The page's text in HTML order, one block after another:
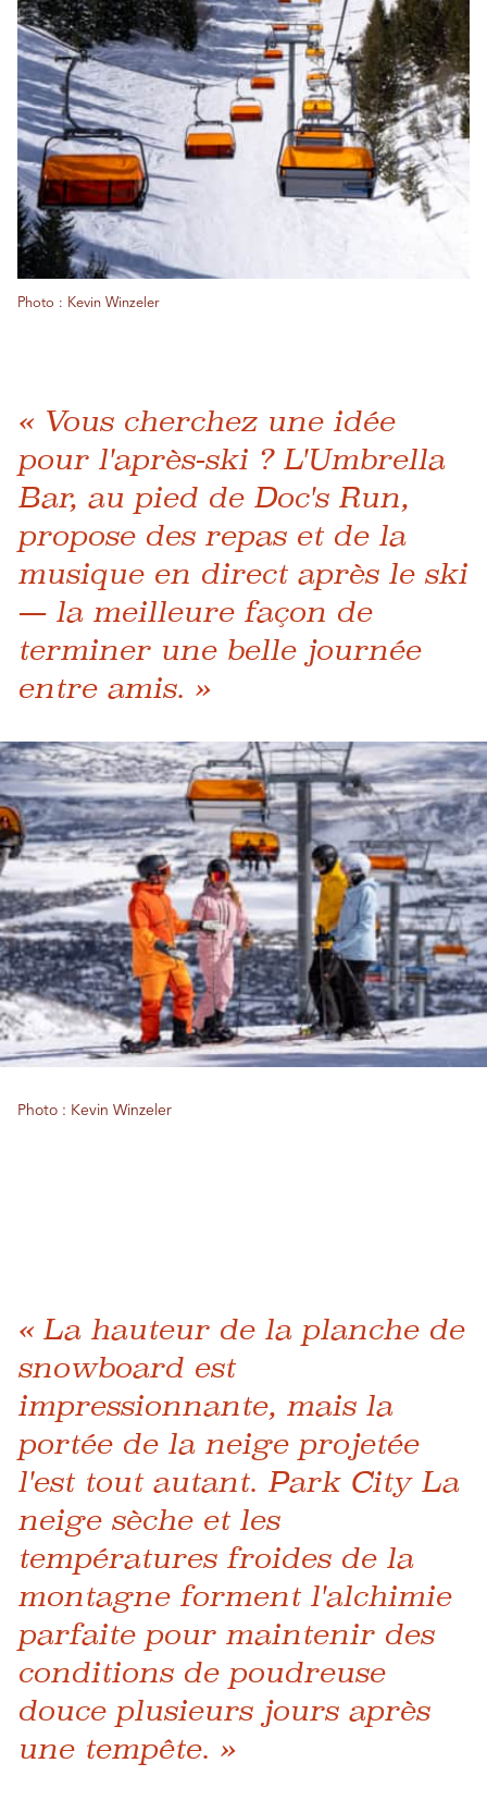
Photo : Kevin Winzeler
« Vous cherchez une idée
pour l'après-ski ? L'Umbrella
Bar, au pied de Doc's Run,
propose des repas et de la
musique en direct après le ski
— la meilleure façon de
terminer une belle journée
entre amis. »
Photo : Kevin Winzeler
« La hauteur de la planche de
snowboard est
impressionnante, mais la
portée de la neige projetée
l'est tout autant. Park City La
neige sèche et les
températures froides de la
montagne forment l'alchimie
parfaite pour maintenir des
conditions de poudreuse
douce plusieurs jours après
une tempête. »